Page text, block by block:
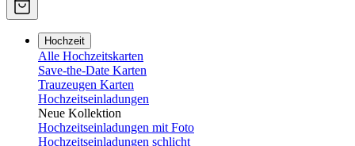
Hochzeit
Alle Hochzeitskarten
Save-the-Date Karten
Trauzeugen Karten
Hochzeitseinladungen
Neue Kollektion
Hochzeitseinladungen mit Foto
Hochzeitseinladungen schlicht